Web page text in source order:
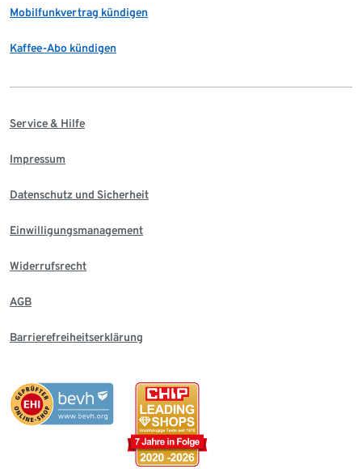
Mobilfunkvertrag kündigen
Kaffee-Abo kündigen
Service & Hilfe
Impressum
Datenschutz und Sicherheit
Einwilligungsmanagement
Widerrufsrecht
AGB
Barrierefreiheitserklärung